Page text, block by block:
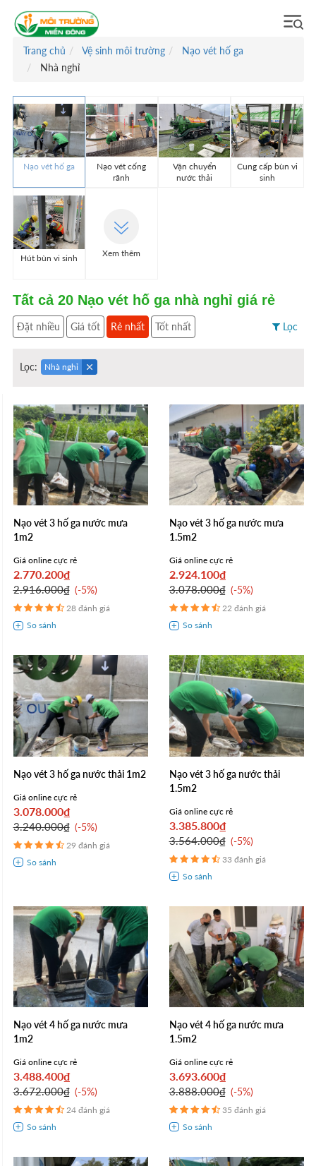
Trang chủ Vệ sinh môi trường
Nạo vét hố ga
Nhà nghỉ
Nạo vét hố ga
Nạo vét cống
rãnh
Vận chuyển
nước thải
Cung cấp bùn vi
sinh
Hút bùn vi sinh Xem thêm
Tất cả 20 Nạo vét hố ga nhà nghỉ giá rẻ
Đặt nhiều Giá tốt Rẻ nhất Tốt nhất Lọc
Lọc: Nhà nghỉ
Nạo vét 3 hố ga nước mưa
1m2
Giá online cực rẻ
2.770.200₫
2.916.000₫ -5%
28 đánh giá
Nạo vét 3 hố ga nước mưa
1.5m2
Giá online cực rẻ
2.924.100₫
3.078.000₫ -5%
22 đánh giá
Nạo vét 3 hố ga nước thải 1m2
Giá online cực rẻ
3.078.000₫
3.240.000₫ -5%
29 đánh giá
Nạo vét 3 hố ga nước thải
1.5m2
Giá online cực rẻ
3.385.800₫
3.564.000₫ -5%
33 đánh giá
Nạo vét 4 hố ga nước mưa
1m2
Giá online cực rẻ
3.488.400₫
3.672.000₫ -5%
24 đánh giá
Nạo vét 4 hố ga nước mưa
1.5m2
Giá online cực rẻ
3.693.600₫
3.888.000₫ -5%
35 đánh giá